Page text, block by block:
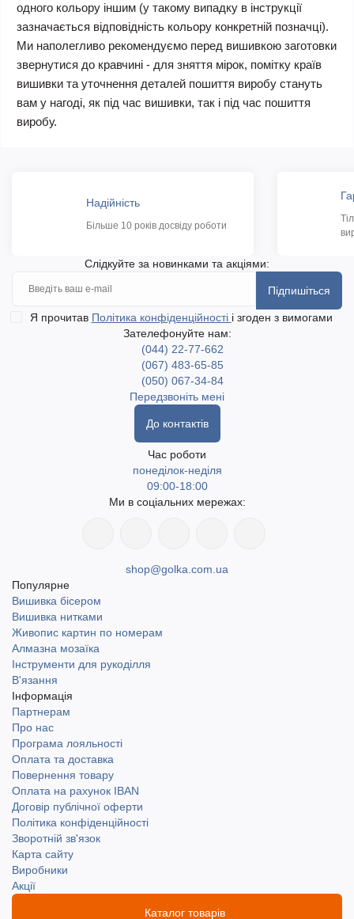
одного кольору іншим (у такому випадку в інструкції
зазначається відповідність кольору конкретній позначці).
Ми наполегливо рекомендуємо перед вишивкою заготовки
звернутися до кравчині - для зняття мірок, помітку країв
вишивки та уточнення деталей пошиття виробу стануть
вам у нагоді, як під час вишивки, так і під час пошиття
виробу.
Надійність
Більше 10 років досвіду роботи
Слідкуйте за новинками та акціями:
Підпишіться
Я прочитав Політика конфіденційності і згоден з вимогами
Зателефонуйте нам:
(044) 22-77-662
(067) 483-65-85
(050) 067-34-84
Передзвоніть мені
До контактів
Час роботи
понеділок-неділя
09:00-18:00
Ми в соціальних мережах:
shop@golka.com.ua
Популярне
Вишивка бісером
Вишивка нитками
Живопис картин по номерам
Алмазна мозаїка
Інструменти для рукоділля
В'язання
Інформація
Партнерам
Про нас
Програма лояльності
Оплата та доставка
Повернення товару
Оплата на рахунок IBAN
Договір публічної оферти
Політика конфіденційності
Зворотній зв'язок
Карта сайту
Виробники
Акції
Каталог товарів